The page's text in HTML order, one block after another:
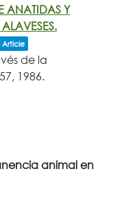
ANATIDAS Y
Article
de la
1986.
animal en